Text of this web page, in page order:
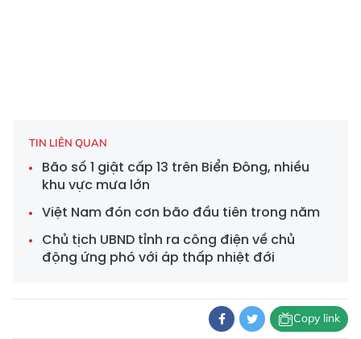
TIN LIÊN QUAN
Bão số 1 giật cấp 13 trên Biển Đông, nhiều
khu vực mưa lớn
Việt Nam đón cơn bão đầu tiên trong năm
Chủ tịch UBND tỉnh ra công điện về chủ
động ứng phó với áp thấp nhiệt đới
Copy link